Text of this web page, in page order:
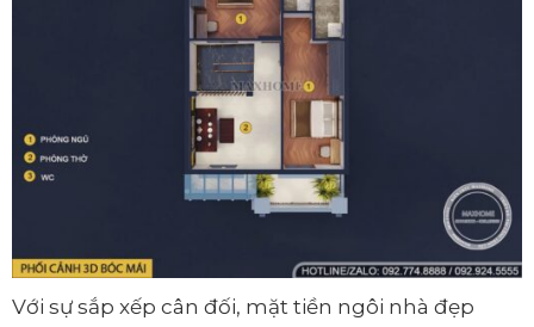
Với sự sắp xếp cân đối, mặt tiền ngôi nhà đẹp